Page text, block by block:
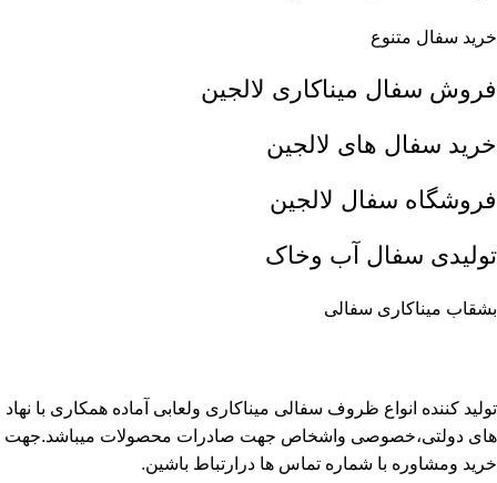
خرید سفال متنوع
فروش سفال میناکاری لالجین
خرید سفال های لالجین
فروشگاه سفال لالجین
تولیدی سفال آب وخاک
بشقاب میناکاری سفالی
تولید کننده انواع ظروف سفالی میناکاری ولعابی آماده همکاری با نهاد
های دولتی،خصوصی واشخاص جهت صادرات محصولات میباشد.جهت
خرید ومشاوره با شماره تماس ها درارتباط باشین.